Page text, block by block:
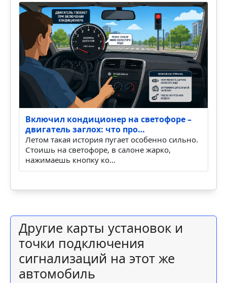
Включил кондиционер на светофоре –
двигатель заглох: что про…
Летом такая история пугает особенно сильно.
Стоишь на светофоре, в салоне жарко,
нажимаешь кнопку ко…
Другие карты установок и
точки подключения
сигнализаций на этот же
автомобиль